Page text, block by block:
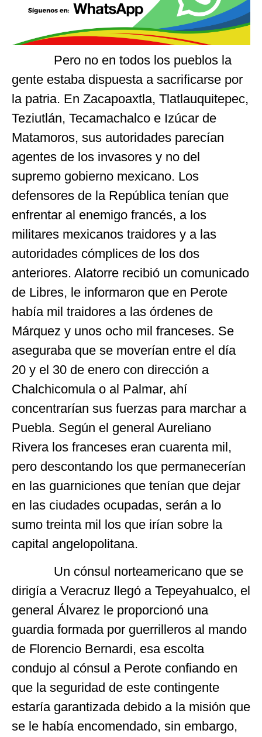
Pero no en todos los pueblos la
gente estaba dispuesta a sacrificarse por
la patria. En Zacapoaxtla, Tlatlauquitepec,
Teziutlán, Tecamachalco e Izúcar de
Matamoros, sus autoridades parecían
agentes de los invasores y no del
supremo gobierno mexicano. Los
defensores de la República tenían que
enfrentar al enemigo francés, a los
militares mexicanos traidores y a las
autoridades cómplices de los dos
anteriores. Alatorre recibió un comunicado
de Libres, le informaron que en Perote
había mil traidores a las órdenes de
Márquez y unos ocho mil franceses. Se
aseguraba que se moverían entre el día
20 y el 30 de enero con dirección a
Chalchicomula o al Palmar, ahí
concentrarían sus fuerzas para marchar a
Puebla. Según el general Aureliano
Rivera los franceses eran cuarenta mil,
pero descontando los que permanecerían
en las guarniciones que tenían que dejar
en las ciudades ocupadas, serán a lo
sumo treinta mil los que irían sobre la
capital angelopolitana.
Un cónsul norteamericano que se
dirigía a Veracruz llegó a Tepeyahualco, el
general Álvarez le proporcionó una
guardia formada por guerrilleros al mando
de Florencio Bernardi, esa escolta
condujo al cónsul a Perote confiando en
que la seguridad de este contingente
estaría garantizada debido a la misión que
se le había encomendado, sin embargo,